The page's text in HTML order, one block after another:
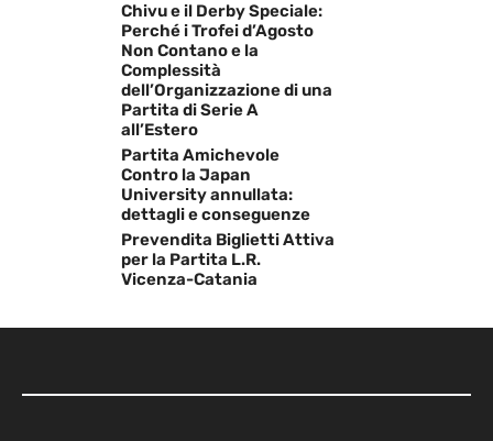
Chivu e il Derby Speciale:
Perché i Trofei d’Agosto
Non Contano e la
Complessità
dell’Organizzazione di una
Partita di Serie A
all’Estero
Partita Amichevole
Contro la Japan
University annullata:
dettagli e conseguenze
Prevendita Biglietti Attiva
per la Partita L.R.
Vicenza-Catania